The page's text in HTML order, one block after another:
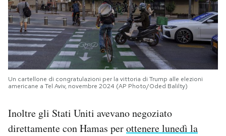
Un cartellone di congratulazioni per la vittoria di Trump alle elezioni
americane a Tel Aviv, novembre 2024 (AP Photo/Oded Balilty)
Inoltre gli Stati Uniti avevano negoziato
direttamente con Hamas perottenere lunedì la